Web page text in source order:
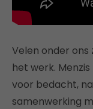
Velen onder ons
het werk.
voor bedacht,
samenwerking